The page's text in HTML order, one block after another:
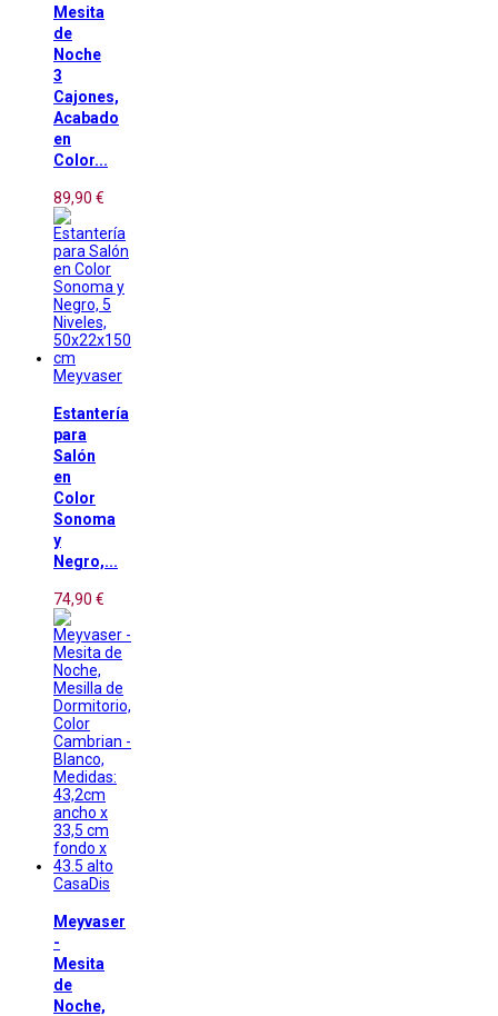
Mesita
de
Noche
3
Cajones,
Acabado
en
Color...
89,90 €
Meyvaser
Estantería
para
Salón
en
Color
Sonoma
y
Negro,...
74,90 €
CasaDis
Meyvaser
-
Mesita
de
Noche,